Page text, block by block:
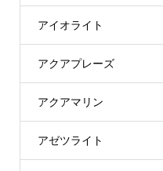
アイオライト
アクアプレーズ
アクアマリン
アゼツライト